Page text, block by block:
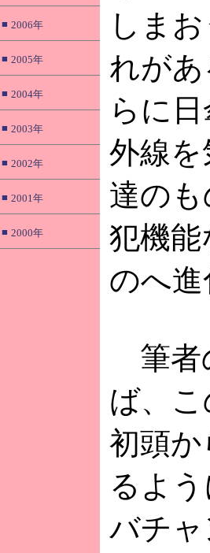
■ 2006年
■ 2005年
■ 2004年
■ 2003年
■ 2002年
■ 2001年
■ 2000年
しま
れが
らに
外線
達の
犯機
のへ
筆者
ば、
初頭
るよ
バチ